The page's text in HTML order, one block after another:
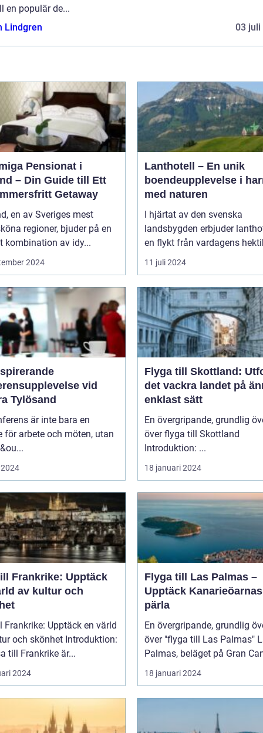
en populär de...
Lindgren
03 juli
Pensionat i
– Din Guide till Ett
Getaway
en av Sveriges mest
regioner, bjuder på en
kombination av idy...
2024
Lanthotell – En unik
boendeupplevelse i
med naturen
I hjärtat av den svenska
landsbygden erbjuder
en flykt från vardagens
11 juli 2024
vid
Tylösand
är inte bara en
för arbete och möten, utan
Flyga till Skottland:
det vackra landet på
enklast sätt
En övergripande, grundlig
över flyga till Skottland
Introduktion: ...
18 januari 2024
Frankrike: Upptäck
av kultur och
Frankrike: Upptäck en värld
skönhet Introduktion:
till Frankrike är...
2024
Flyga till Las Palmas –
Upptäck Kanarieöarnas
pärla
En övergripande, grundlig
över "flyga till Las Palmas" Las
Palmas, beläget på Gran
18 januari 2024